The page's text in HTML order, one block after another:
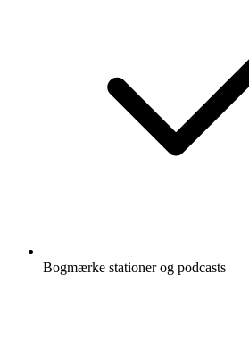
Bogmærke stationer og podcasts